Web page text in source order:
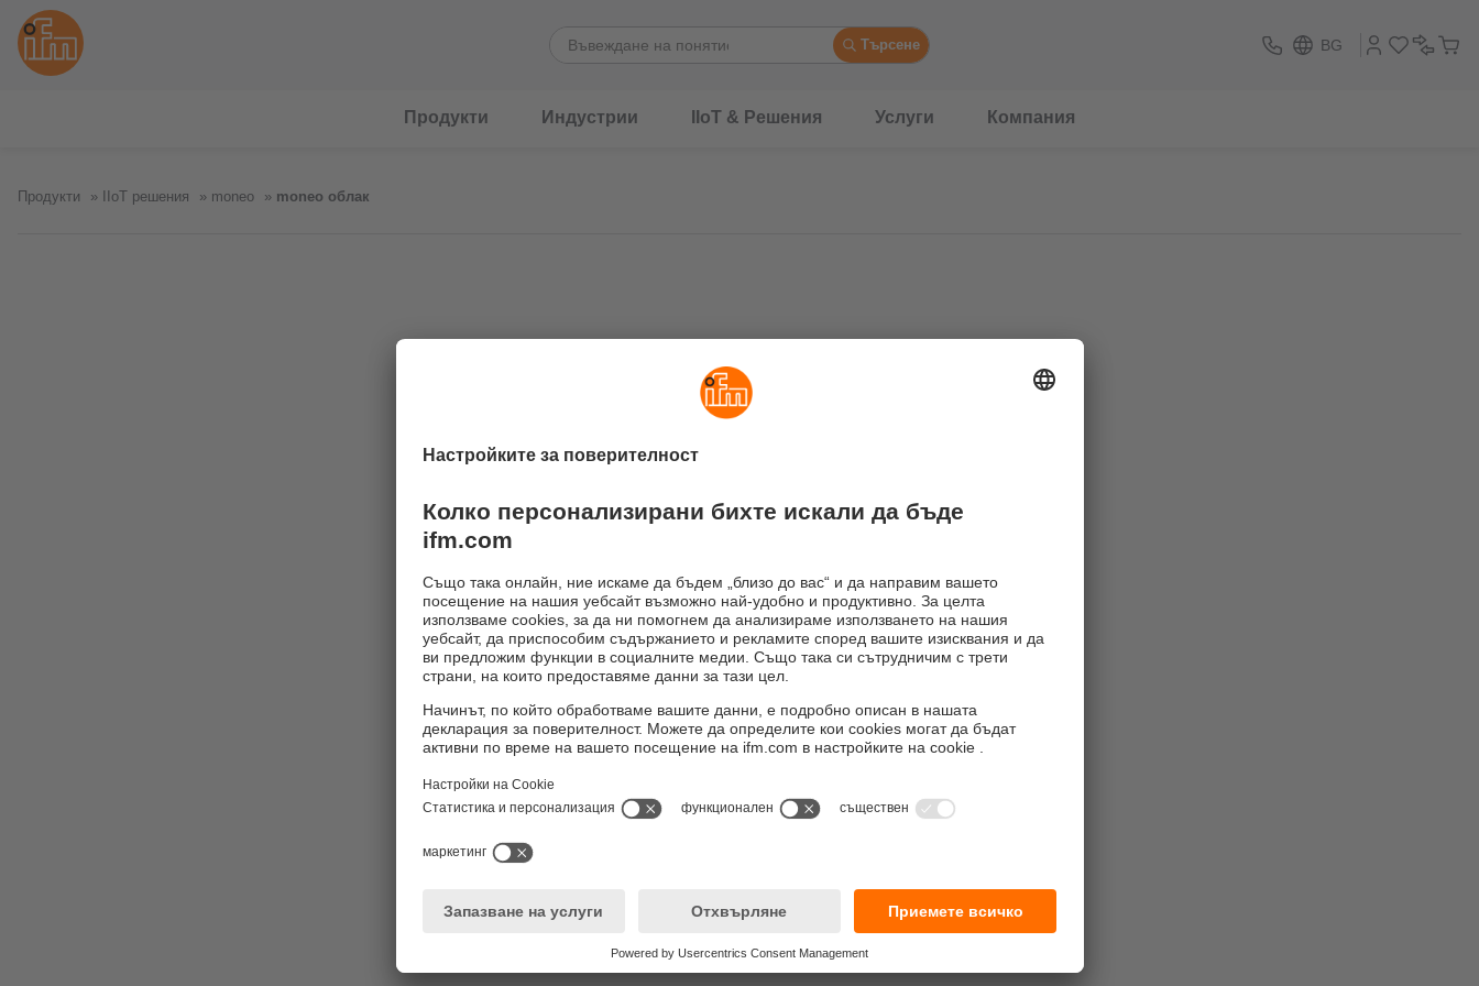
Търсене BG
Продукти Индустрии IIoT & Решения Услуги Компания
Продукти IIoT решения moneo moneo облак